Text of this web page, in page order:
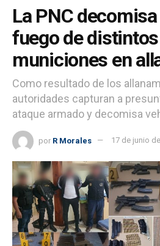
La PNC
fuego de
municiones en
Como resultado de los
autoridades capturan a
ataque armado y decomisa
por R Morales 17 de junio